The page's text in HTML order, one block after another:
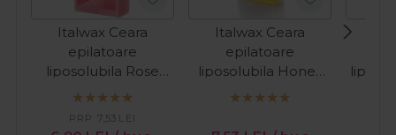
Italwax Ceara
epilatoare
liposolubila Rose
100ml
PRP:7,53 LEI
Italwax Ceara
epilatoare
liposolubila Honey
100ml